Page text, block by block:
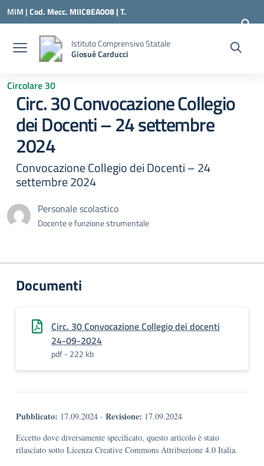
Vai ai contenuti
Vai al menu di navigazione
Vai al footer
MIM |Cod. Mecc. MIIC8EA008 | T.
0331547307 |
Istituto Comprensivo Statale
Giosuè Carducci
Circolare 30
Circ. 30 Convocazione Collegio
dei Docenti – 24 settembre
2024
Convocazione Collegio dei Docenti – 24
settembre 2024
Personale scolastico
Docente e funzione strumentale
Documenti
Circ. 30 Convocazione Collegio dei docenti
24-09-2024
pdf - 222 kb
Pubblicato: 17.09.2024 - Revisione: 17.09.2024
Eccetto dove diversamente specificato, questo articolo è stato
rilasciato sotto Licenza Creative Commons Attribuzione 4.0 Italia.